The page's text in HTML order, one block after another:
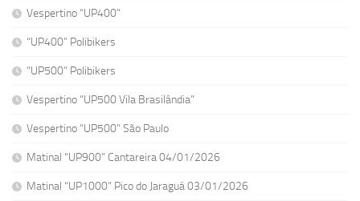
Vespertino “UP400”
“UP400” Polibikers
“UP500” Polibikers
Vespertino “UP500 Vila Brasilândia”
Vespertino “UP500” São Paulo
Matinal “UP900” Cantareira 04/01/2026
Matinal “UP1000” Pico do Jaraguá 03/01/2026